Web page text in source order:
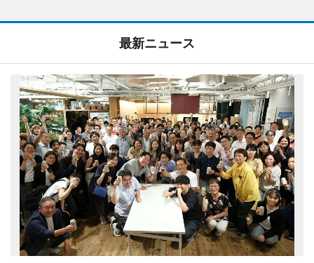
最新ニュース